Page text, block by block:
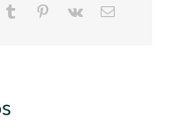
Tumblr Pinterest
Vk
Correo